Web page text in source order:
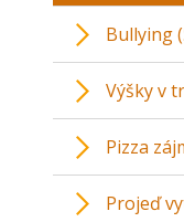
Bullying
Výšky v
Pizza
Projeď